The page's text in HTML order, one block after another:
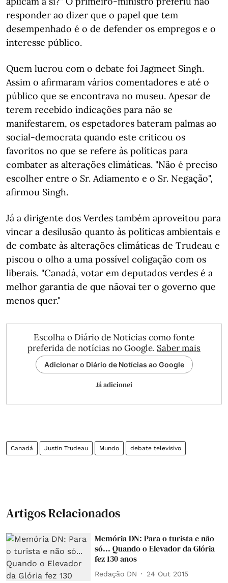
responder ao dizer que o papel que tem
desempenhado é o de defender os empregos e o
interesse público.
Quem lucrou com o debate foi Jagmeet Singh.
Assim o afirmaram vários comentadores e até o
público que se encontrava no museu. Apesar de
terem recebido indicações para não se
manifestarem, os espetadores bateram palmas ao
social-democrata quando este criticou os
favoritos no que se refere às políticas para
combater as alterações climáticas. "Não é preciso
escolher entre o Sr. Adiamento e o Sr. Negação",
afirmou Singh.
Já a dirigente dos Verdes também aproveitou para
vincar a desilusão quanto às políticas ambientais e
de combate às alterações climáticas de Trudeau e
piscou o olho a uma possível coligação com os
liberais. "Canadá, votar em deputados verdes é a
melhor garantia de que nãovai ter o governo que
menos quer."
Escolha o Diário de Notícias como fonte
preferida de notícias no Google. Saber mais
Adicionar o Diário de Notícias ao Google
Já adicionei
Canadá Justin Trudeau Mundo debate televisivo
Artigos Relacionados
Memória DN: Para o turista e não
só... Quando o Elevador da Glória
fez 130 anos
Redação DN 24 Out 2015